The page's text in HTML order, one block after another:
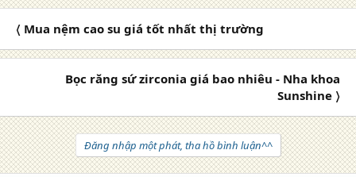
〈 Mua nệm cao su giá tốt nhất thị trường
Bọc răng sứ zirconia giá bao nhiêu - Nha khoa
Sunshine 〉
Đăng nhập một phát, tha hồ bình luận^^